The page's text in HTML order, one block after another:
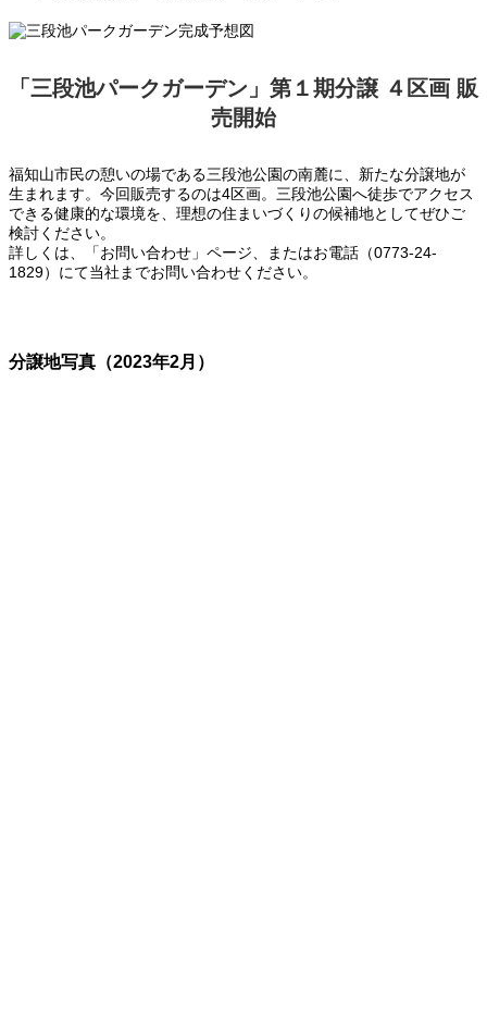
「三段池パークガーデン」第１期分譲 ４区画 販
売開始
福知山市民の憩いの場である三段池公園の南麓に、新たな分譲地が
生まれます。今回販売するのは4区画。三段池公園へ徒歩でアクセス
できる健康的な環境を、理想の住まいづくりの候補地としてぜひご
検討ください。
詳しくは、「お問い合わせ」ページ、またはお電話（0773-24-
1829）にて当社までお問い合わせください。
分譲地写真（2023年2月）